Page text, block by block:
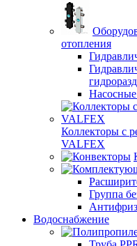
отопления
Насосные
Коллекторы с
VALFEX
Группа
Водоснабжение